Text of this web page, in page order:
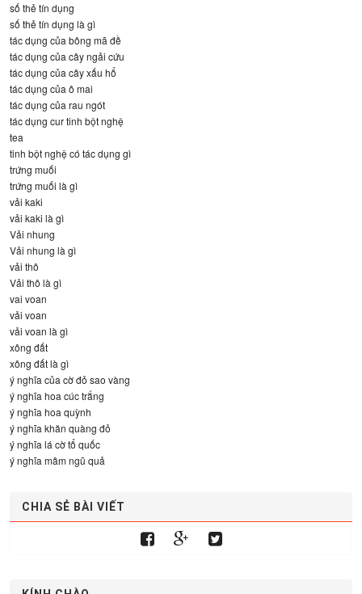
số thẻ tín dụng
số thẻ tín dụng là gì
tác dụng của bông mã đề
tác dụng của cây ngải cứu
tác dụng của cây xấu hổ
tác dụng của ô mai
tác dụng của rau ngót
tác dụng cur tinh bột nghệ
tea
tinh bột nghệ có tác dụng gì
trứng muối
trứng muối là gì
vải kaki
vải kaki là gì
Vải nhung
Vải nhung là gì
vải thô
Vải thô là gì
vai voan
vải voan
vải voan là gì
xông đất
xông đất là gì
ý nghĩa của cờ đỏ sao vàng
ý nghĩa hoa cúc trắng
ý nghĩa hoa quỳnh
ý nghĩa khăn quàng đỏ
ý nghĩa lá cờ tổ quốc
ý nghĩa mâm ngũ quả
CHIA SẺ BÀI VIẾT